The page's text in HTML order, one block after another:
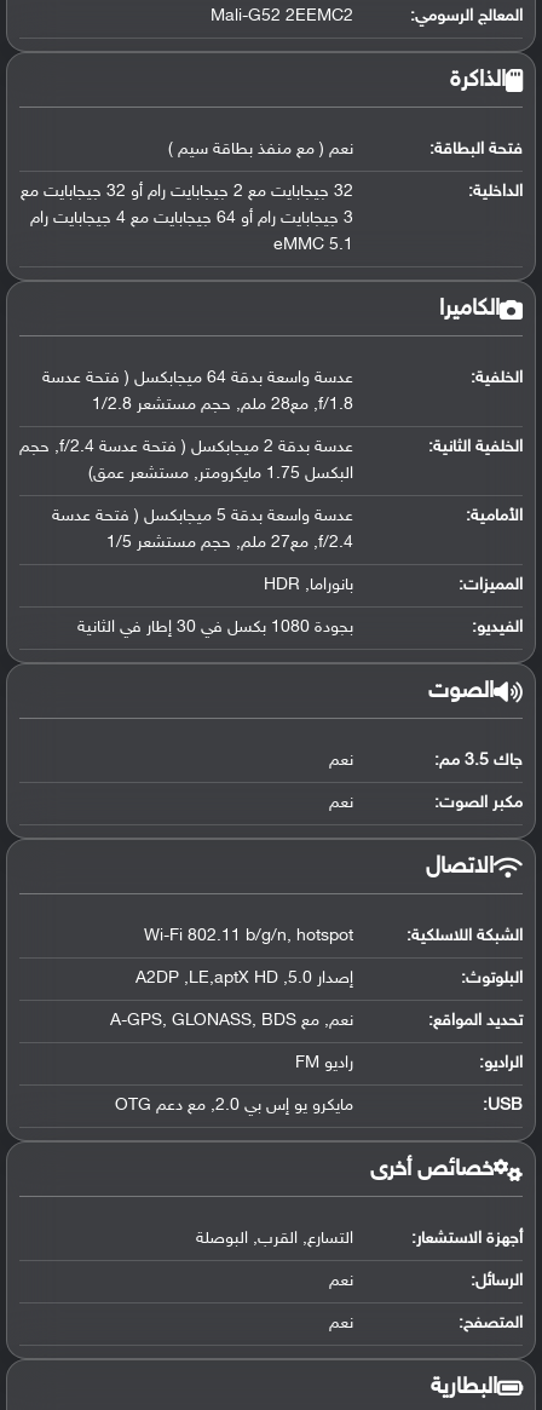
المعالج الرسومي:
Mali-G52 2EEMC2
الذاكرة
فتحة البطاقة: نعم ( مع منفذ بطاقة سيم )
الداخلية:
32 جيجابايت مع 2 جيجابايت رام أو 32 جيجابايت مع
3 جيجابايت رام أو 64 جيجابايت مع 4 جيجابايت رام
eMMC 5.1
الكاميرا
الخلفية:
عدسة واسعة بدقة 64 ميجابكسل ( فتحة عدسة
f/1.8, مع28 ملم, حجم مستشعر 1/2.8
الخلفية الثانية:
عدسة بدقة 2 ميجابكسل ( فتحة عدسة f/2.4, حجم
البكسل 1.75 مايكرومتر, مستشعر عمق)
الأمامية:
عدسة واسعة بدقة 5 ميجابكسل ( فتحة عدسة
f/2.4, مع27 ملم, حجم مستشعر 1/5
المميزات: بانوراما, HDR
الفيديو: بجودة 1080 بكسل في 30 إطار في الثانية
الصوت
جاك 3.5 مم: نعم
مكبر الصوت: نعم
الاتصال
الشبكة اللاسلكية: Wi-Fi 802.11 b/g/n, hotspot
البلوتوث: إصدار 5.0, A2DP ,LE,aptX HD
تحديد المواقع: نعم, مع A-GPS, GLONASS, BDS
الراديو: راديو FM
USB
: مايكرو يو إس بي 2.0, مع دعم OTG
خصائص أخرى
أجهزة الاستشعار: التسارع, القرب, البوصلة
الرسائل: نعم
المتصفح: نعم
البطارية